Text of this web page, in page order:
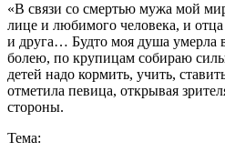
«В связи со смертью мужа мой
лице и любимого человека, и
и друга… Будто моя душа умерла
болею, по крупицам собираю
детей надо кормить, учить,
отметила певица, открывая
стороны.
Тема: